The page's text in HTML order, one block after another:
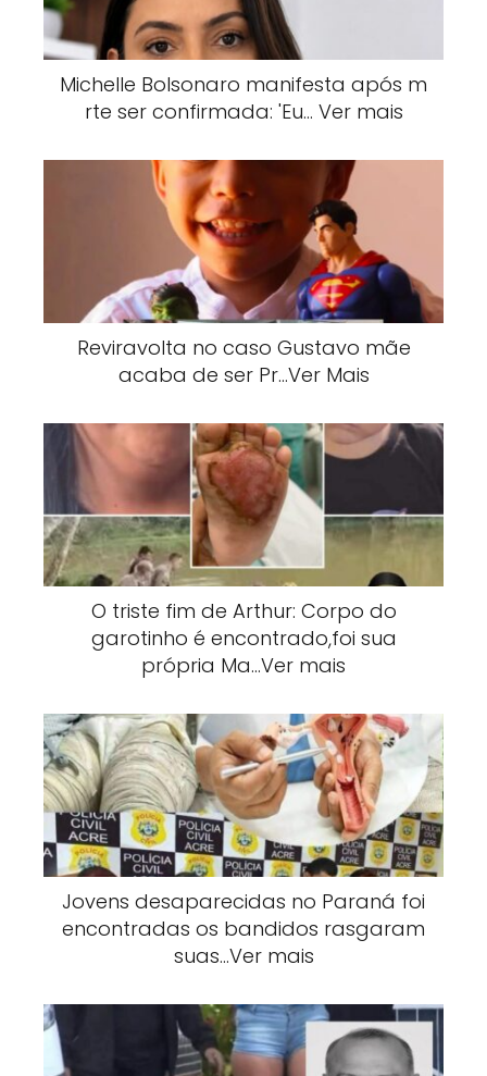
Michelle Bolsonaro manifesta após m
rte ser confirmada: 'Eu… Ver mais
Reviravolta no caso Gustavo mãe
acaba de ser Pr…Ver Mais
O triste fim de Arthur: Corpo do
garotinho é encontrado,foi sua
própria Ma…Ver mais
Jovens desaparecidas no Paraná foi
encontradas os bandidos rasgaram
suas…Ver mais